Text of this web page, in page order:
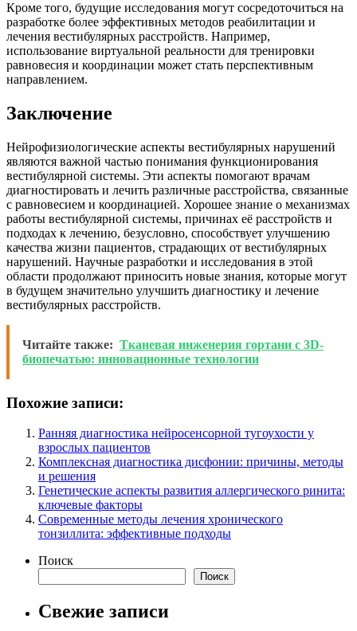
Кроме того, будущие исследования могут сосредоточиться на
разработке более эффективных методов реабилитации и
лечения вестибулярных расстройств. Например,
использование виртуальной реальности для тренировки
равновесия и координации может стать перспективным
направлением.
Заключение
Нейрофизиологические аспекты вестибулярных нарушений
являются важной частью понимания функционирования
вестибулярной системы. Эти аспекты помогают врачам
диагностировать и лечить различные расстройства, связанные
с равновесием и координацией. Хорошее знание о механизмах
работы вестибулярной системы, причинах её расстройств и
подходах к лечению, безусловно, способствует улучшению
качества жизни пациентов, страдающих от вестибулярных
нарушений. Научные разработки и исследования в этой
области продолжают приносить новые знания, которые могут
в будущем значительно улучшить диагностику и лечение
вестибулярных расстройств.
Читайте также: Тканевая инженерия гортани с 3D-
биопечатью: инновационные технологии
Похожие записи:
Ранняя диагностика нейросенсорной тугоухости у
взрослых пациентов
Комплексная диагностика дисфонии: причины, методы
и решения
Генетические аспекты развития аллергического ринита:
ключевые факторы
Современные методы лечения хронического
тонзиллита: эффективные подходы
Поиск
Поиск
Свежие записи